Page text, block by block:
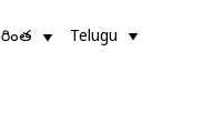
Telugu